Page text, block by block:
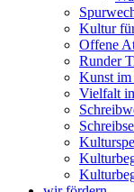
Kultur
Offene
Runder
Kunst im
Vielfalt